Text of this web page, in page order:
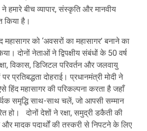
हमारे बीच व्यापार, संस्कृति और मानवीय
किया है।
महासागर को ‘अवसरों का महासागर’ बनाने का
दोनों नेताओं ने द्विपक्षीय संबंधों के 50 वर्ष
विकास, डिजिटल परिवर्तन और जलवायु
प्रतिबद्धता दोहराई। प्रधानमंत्री मोदी ने
हिंद महासागर की परिकल्पना करता है जहाँ
समृद्धि साथ-साथ चलें, जो आपसी सम्मान
हो। दोनों देशों ने रक्षा, समुद्री डकैती की
मादक पदार्थों की तस्करी से निपटने के लिए